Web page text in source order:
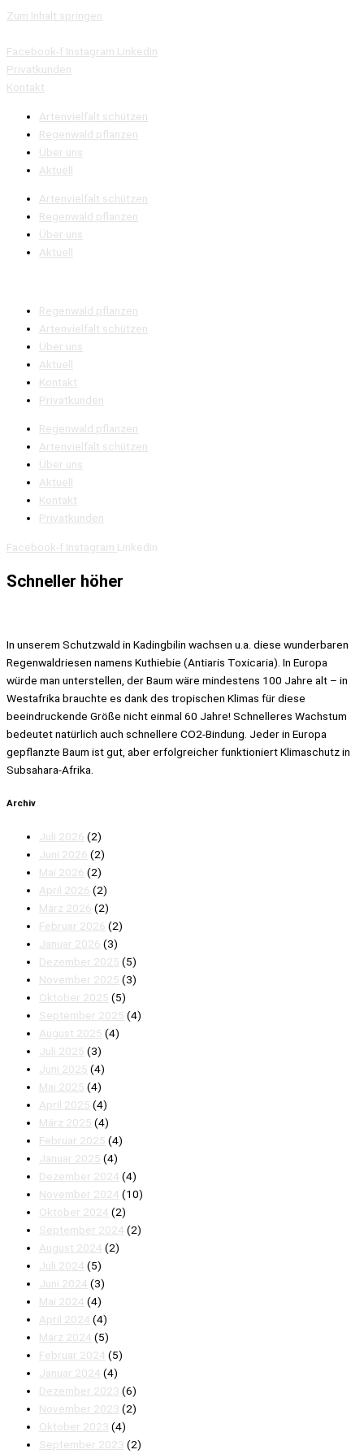
Zum Inhalt springen
Facebook-f Instagram Linkedin
Privatkunden
Kontakt
Artenvielfalt schützen
Regenwald pflanzen
Über uns
Aktuell
Artenvielfalt schützen
Regenwald pflanzen
Über uns
Aktuell
Regenwald pflanzen
Artenvielfalt schützen
Über uns
Aktuell
Kontakt
Privatkunden
Regenwald pflanzen
Artenvielfalt schützen
Über uns
Aktuell
Kontakt
Privatkunden
Facebook-f Instagram Linkedin
Schneller höher
In unserem Schutzwald in Kadingbilin wachsen u.a. diese wunderbaren
Regenwaldriesen namens Kuthiebie (Antiaris Toxicaria). In Europa
würde man unterstellen, der Baum wäre mindestens 100 Jahre alt – in
Westafrika brauchte es dank des tropischen Klimas für diese
beeindruckende Größe nicht einmal 60 Jahre! Schnelleres Wachstum
bedeutet natürlich auch schnellere CO2-Bindung. Jeder in Europa
gepflanzte Baum ist gut, aber erfolgreicher funktioniert Klimaschutz in
Subsahara-Afrika.
Archiv
Juli 2026 (2)
Juni 2026 (2)
Mai 2026 (2)
April 2026 (2)
März 2026 (2)
Februar 2026 (2)
Januar 2026 (3)
Dezember 2025 (5)
November 2025 (3)
Oktober 2025 (5)
September 2025 (4)
August 2025 (4)
Juli 2025 (3)
Juni 2025 (4)
Mai 2025 (4)
April 2025 (4)
März 2025 (4)
Februar 2025 (4)
Januar 2025 (4)
Dezember 2024 (4)
November 2024 (10)
Oktober 2024 (2)
September 2024 (2)
August 2024 (2)
Juli 2024 (5)
Juni 2024 (3)
Mai 2024 (4)
April 2024 (4)
März 2024 (5)
Februar 2024 (5)
Januar 2024 (4)
Dezember 2023 (6)
November 2023 (2)
Oktober 2023 (4)
September 2023 (2)